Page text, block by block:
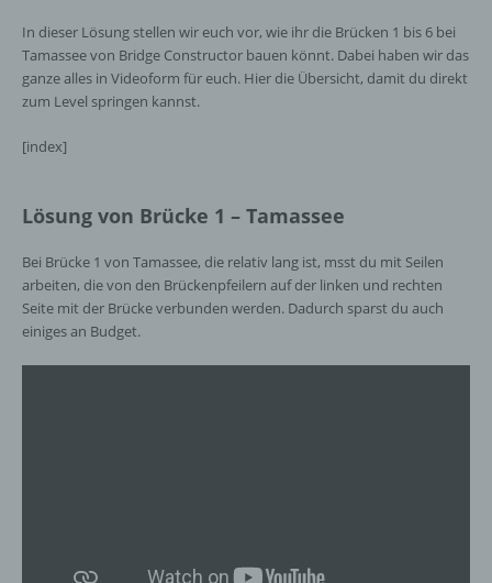
In dieser Lösung stellen wir euch vor, wie ihr die Brücken 1 bis 6 bei
Tamassee von Bridge Constructor bauen könnt. Dabei haben wir das
ganze alles in Videoform für euch. Hier die Übersicht, damit du direkt
zum Level springen kannst.
[index]
Lösung von Brücke 1 – Tamassee
Bei Brücke 1 von Tamassee, die relativ lang ist, msst du mit Seilen
arbeiten, die von den Brückenpfeilern auf der linken und rechten
Seite mit der Brücke verbunden werden. Dadurch sparst du auch
einiges an Budget.